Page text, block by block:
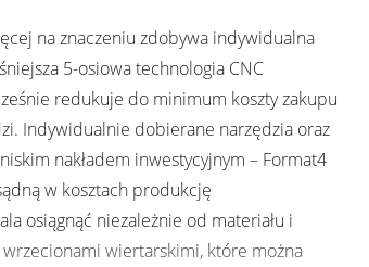
Brykieciarki
Urządzenia odciągowe
Urządzenia posuwowe
Oprogramowanie F4Solutions
na znaczeniu zdobywa indywidualna
5-osiowa technologia CNC
redukuje do minimum koszty zakupu
Indywidualnie dobierane narzędzia oraz
nakładem inwestycyjnym – Format4
w kosztach produkcję
osiągnąć niezależnie od materiału i
wiertarskimi, które można